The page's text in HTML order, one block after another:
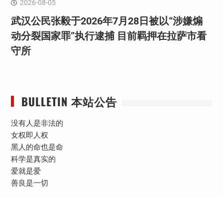
2026-08-05
武汉公民张毅于2026年7月28日被以“涉嫌煽
动分裂国家罪”执行逮捕 目前羁押在拉萨市看
守所
BULLETIN 本站公告
没有人是非法的
女权即人权
黑人的命也是命
科学是真实的
爱就是爱
善良是一切